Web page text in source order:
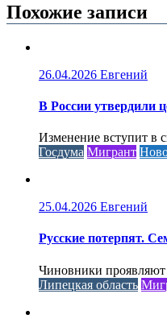
Похожие записи
26.04.2026 Евгений
В России утвердили
Изменение вступит в
Госдума Мигрант
25.04.2026 Евгений
Русские потерпят.
Чиновники
Липецкая область